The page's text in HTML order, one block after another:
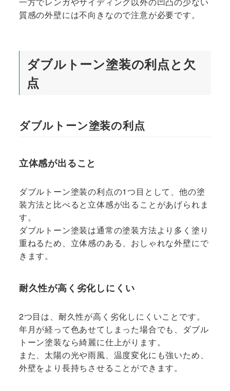
質感の外壁には不向きなので注意が必要です。
ダブルトーン塗装の利点と欠
点
ダブルトーン塗装の利点
立体感が出ること
ダブルトーン塗装の利点の1つ目として、他の塗
装方法と比べると立体感が出ることがあげられま
す。
ダブルトーン塗装は通常の塗装方法より多く塗り
重ねるため、立体感のある、おしゃれな外壁にで
きます。
耐久性が高く劣化しにくい
2つ目は、耐久性が高く劣化しにくいことです。
年月が経って色あせてしまった場合でも、ダブル
トーン塗装なら綺麗に仕上がります。
また、太陽の光や雨風、温度変化にも強いため、
外壁をより長持ちさせることができます。